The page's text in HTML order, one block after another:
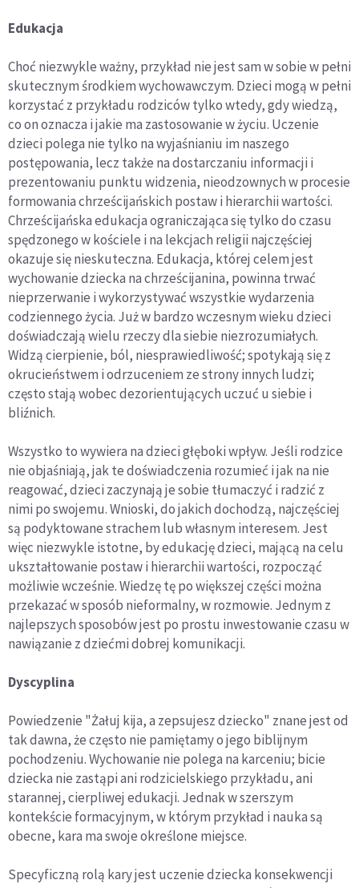
Edukacja
Choć niezwykle ważny, przykład nie jest sam w sobie w pełni
skutecznym środkiem wychowawczym. Dzieci mogą w pełni
korzystać z przykładu rodziców tylko wtedy, gdy wiedzą,
co on oznacza i jakie ma zastosowanie w życiu. Uczenie
dzieci polega nie tylko na wyjaśnianiu im naszego
postępowania, lecz także na dostarczaniu informacji i
prezentowaniu punktu widzenia, nieodzownych w procesie
formowania chrześcijańskich postaw i hierarchii wartości.
Chrześcijańska edukacja ograniczająca się tylko do czasu
spędzonego w kościele i na lekcjach religii najczęściej
okazuje się nieskuteczna. Edukacja, której celem jest
wychowanie dziecka na chrześcijanina, powinna trwać
nieprzerwanie i wykorzystywać wszystkie wydarzenia
codziennego życia. Już w bardzo wczesnym wieku dzieci
doświadczają wielu rzeczy dla siebie niezrozumiałych.
Widzą cierpienie, ból, niesprawiedliwość; spotykają się z
okrucieństwem i odrzuceniem ze strony innych ludzi;
często stają wobec dezorientujących uczuć u siebie i
bliźnich.
Wszystko to wywiera na dzieci głęboki wpływ. Jeśli rodzice
nie objaśniają, jak te doświadczenia rozumieć i jak na nie
reagować, dzieci zaczynają je sobie tłumaczyć i radzić z
nimi po swojemu. Wnioski, do jakich dochodzą, najczęściej
są podyktowane strachem lub własnym interesem. Jest
więc niezwykle istotne, by edukację dzieci, mającą na celu
ukształtowanie postaw i hierarchii wartości, rozpocząć
możliwie wcześnie. Wiedzę tę po większej części można
przekazać w sposób nieformalny, w rozmowie. Jednym z
najlepszych sposobów jest po prostu inwestowanie czasu w
nawiązanie z dziećmi dobrej komunikacji.
Dyscyplina
Powiedzenie "Żałuj kija, a zepsujesz dziecko" znane jest od
tak dawna, że często nie pamiętamy o jego biblijnym
pochodzeniu. Wychowanie nie polega na karceniu; bicie
dziecka nie zastąpi ani rodzicielskiego przykładu, ani
starannej, cierpliwej edukacji. Jednak w szerszym
kontekście formacyjnym, w którym przykład i nauka są
obecne, kara ma swoje określone miejsce.
Specyficzną rolą kary jest uczenie dziecka konsekwencji